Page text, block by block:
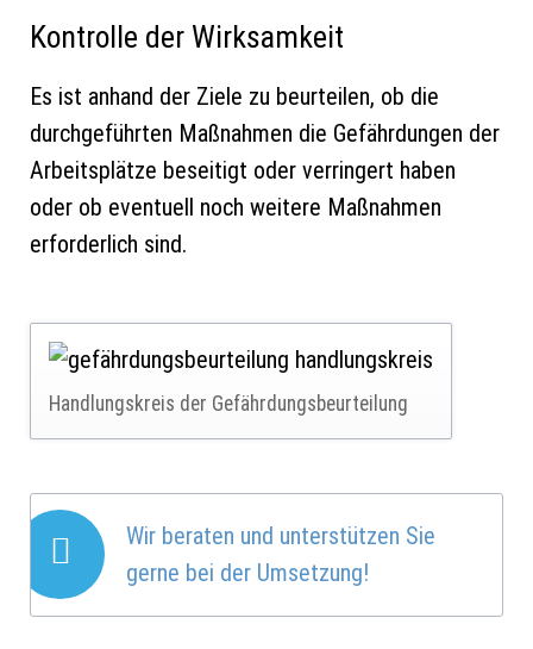
Kontrolle der Wirksamkeit
Es ist anhand der Ziele zu beurteilen, ob die
durchgeführten Maßnahmen die Gefährdungen der
Arbeitsplätze beseitigt oder verringert haben
oder ob eventuell noch weitere Maßnahmen
erforderlich sind.
Handlungskreis der Gefährdungsbeurteilung
Wir beraten und unterstützen Sie
gerne bei der Umsetzung!